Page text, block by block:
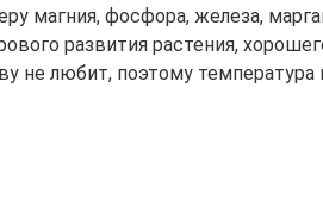
магния, фосфора, железа,
развития растения,
не любит, поэтому